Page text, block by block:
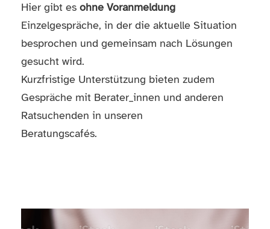
Hier gibt es ohne Voranmeldung
Einzelgespräche, in der die aktuelle Situation
besprochen und gemeinsam nach Lösungen
gesucht wird.
Kurzfristige Unterstützung bieten zudem
Gespräche mit Berater_innen und anderen
Ratsuchenden in unseren
Beratungscafés.